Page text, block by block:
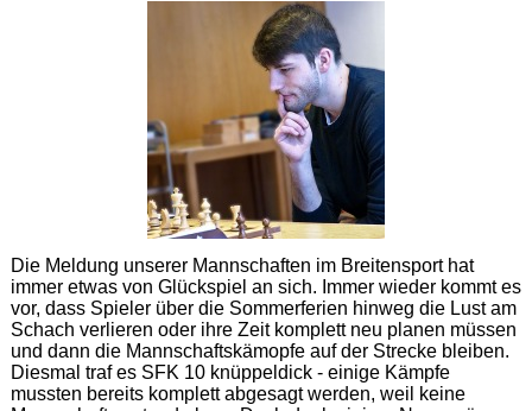
Die Meldung unserer Mannschaften im Breitensport hat
immer etwas von Glückspiel an sich. Immer wieder kommt es
vor, dass Spieler über die Sommerferien hinweg die Lust am
Schach verlieren oder ihre Zeit komplett neu planen müssen
und dann die Mannschaftskämopfe auf der Strecke bleiben.
Diesmal traf es SFK 10 knüppeldick - einige Kämpfe
mussten bereits komplett abgesagt werden, weil keine